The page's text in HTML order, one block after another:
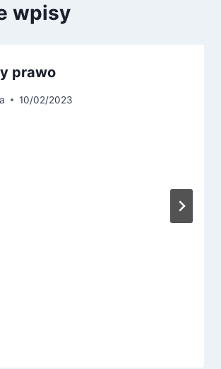
wpisy
prawo
10/02/2023